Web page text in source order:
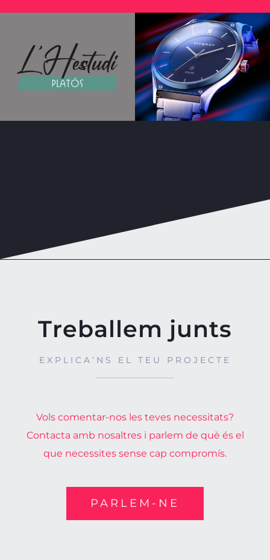
Treballem junts
EXPLICA’NS EL TEU PROJECTE
Vols comentar-nos les teves necessitats?
Contacta amb nosaltres i parlem de què és el
que necessites sense cap compromís.
PARLEM-NE